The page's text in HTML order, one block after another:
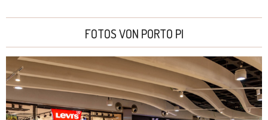
FOTOS VON PORTO PI